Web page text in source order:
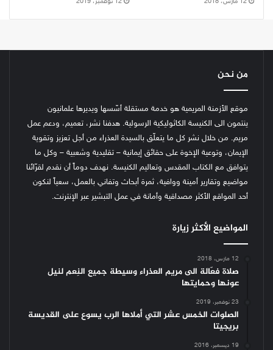
من نحن
موقع الأزمنة المريمية هو خدمة مستقلة أسّسها ويديرها علمانيون
ينتمون الى الكنيسة الكاثوليكية الرسولية. هدفنا نشر، تعميم، ودعم عمل
مريم. من خلال نشر كل ما يتعلّق بالسيدة العذراء من أجل تعزيز وتقوية
الإيمان، وتوعية الإخوة على حقائق إيمانية – تقليدية وشعبية – وكل ما
يتوافق مع الكتاب المقدس وتعاليم الكنيسة. نهدف دوماً أن نقدم لقرّائنا
مواضيع وتقارير أمينة ووافية، ثمرة أبحاث وتفاني بالعمل، سعياً لنكون
أحد المواقع الأكثر مصداقية وأمانة في عمل التبشير عبر الإنترنت.
المواضيع الأكثر زيارة
12 مارس، 2018
صلاة فعّالة الى مريم العذراء وسيطة جميع النِعم لنيل
عونها وحمايتها
23 نوفمبر، 2019
الصلوات الخمس عشر التي أملاها الرب يسوع على القديسة
بريجيتا
19 ديسمبر، 2016